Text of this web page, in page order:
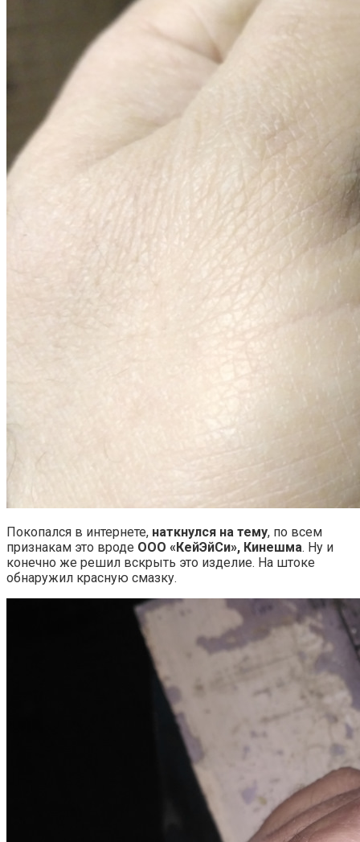
Покопался в интернете, наткнулся на тему, по всем
признакам это вроде OOO «КейЭйСи», Кинешма. Ну и
конечно же решил вскрыть это изделие. На штоке
обнаружил красную смазку.